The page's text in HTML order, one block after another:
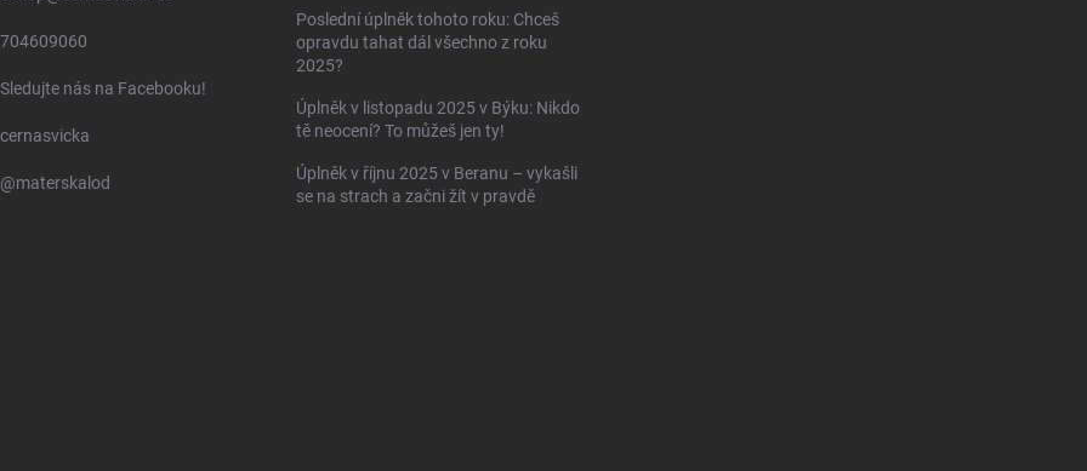
704609060
Sledujte nás na Facebooku!
cernasvicka
@materskalod
Poslední úplněk tohoto roku: Chceš
opravdu tahat dál všechno z roku
2025?
Úplněk v listopadu 2025 v Býku: Nikdo
tě neocení? To můžeš jen ty!
Úplněk v říjnu 2025 v Beranu – vykašli
se na strach a začni žít v pravdě